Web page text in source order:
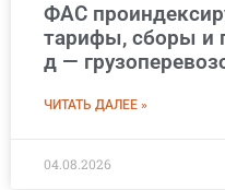
ФАС
тарифы, сборы и
д —
ЧИТАТЬ ДАЛЕЕ »
04.08.2026